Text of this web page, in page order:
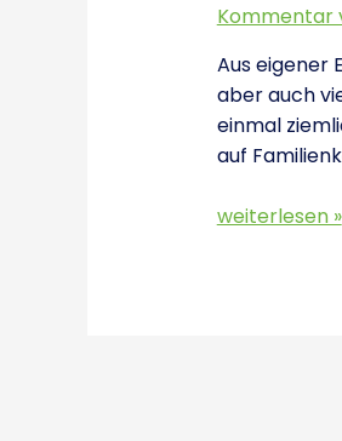
Kommentar
Aus eigener
aber auch
einmal
auf
weiterlesen »